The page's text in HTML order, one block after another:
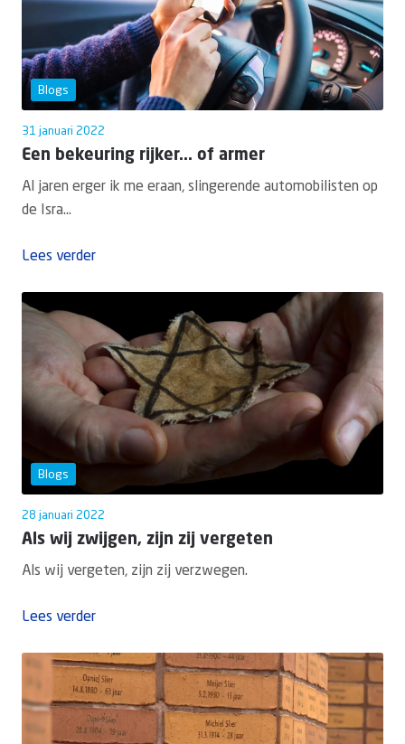
Blogs
31 januari 2022
Een bekeuring rijker... of armer
Al jaren erger ik me eraan, slingerende automobilisten op
de Isra...
Lees verder
Blogs
28 januari 2022
Als wij zwijgen, zijn zij vergeten
Als wij vergeten, zijn zij verzwegen.
Lees verder